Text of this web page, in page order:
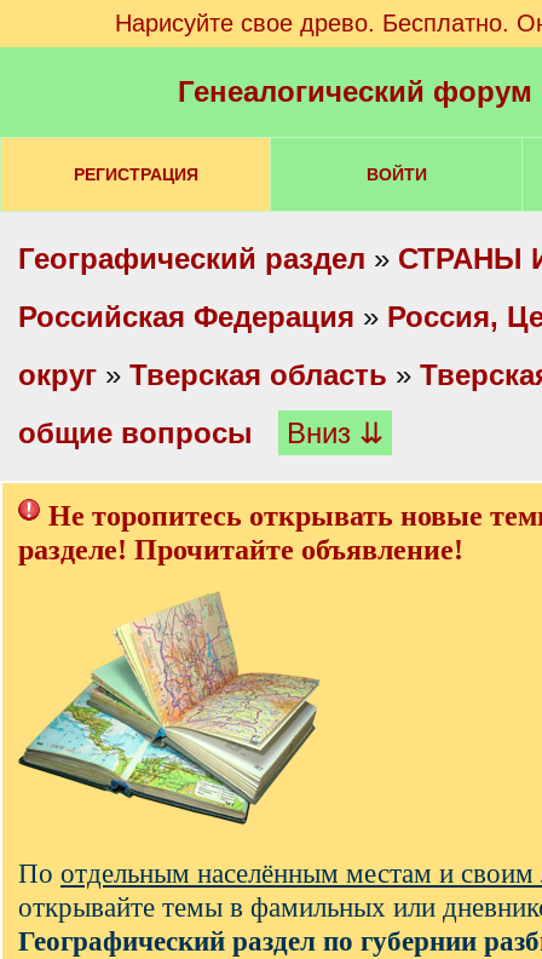
Нарисуйте свое древо. Бесплатно.
Генеалогический
РЕГИСТРАЦИЯ ВОЙТИ
Географический раздел » СТРАНЫ
Российская Федерация » Россия,
округ » Тверская область »
общие вопросы
Вниз ⇊
Не торопитесь открывать новые
разделе! Прочитайте объявление!
По отдельным населённым местам и
открывайте темы в фамильных или
Географический раздел по губернии